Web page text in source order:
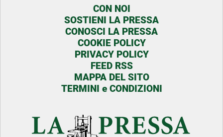
CON NOI
SOSTIENI LA PRESSA
CONOSCI LA PRESSA
COOKIE POLICY
PRIVACY POLICY
FEED RSS
MAPPA DEL SITO
TERMINI e CONDIZIONI